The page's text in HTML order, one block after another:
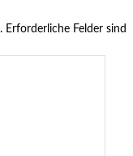
Erforderliche Felder sind